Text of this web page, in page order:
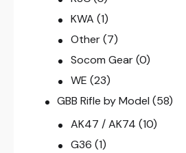
KWA (1)
Other (7)
Socom Gear (0)
WE (23)
GBB Rifle by Model (58)
AK47 / AK74 (10)
G36 (1)